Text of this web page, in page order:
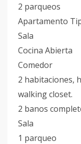
2 parqueos
Apartamento
Sala
Cocina Abierta
Comedor
2 habitaciones,
walking closet.
2 banos
Sala
1 parqueo